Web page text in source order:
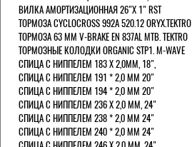
ВИЛКА АМОРТИЗАЦИОННАЯ 26"Х 1" RST
ТОРМОЗА CYCLOCROSS 992А 520.12 ORYX.TEKTRO
ТОРМОЗА 63 ММ V-BRAKE EN 837AL MTB. TEKTRO
ТОРМОЗНЫЕ КОЛОДКИ ORGANIC STP1. M-WAVE
СПИЦА С НИППЕЛЕМ 183 Х 2,0ММ, 18",
СПИЦА С НИППЕЛЕМ 191 * 2,0 ММ 20"
СПИЦА С НИППЕЛЕМ 194 * 2,0 ММ 20"
СПИЦА С НИППЕЛЕМ 236 Х 2,0 ММ, 24"
СПИЦА С НИППЕЛЕМ 238 * 2,0 ММ 24"
СПИЦА С НИППЕЛЕМ 240 * 2,0 ММ 24"